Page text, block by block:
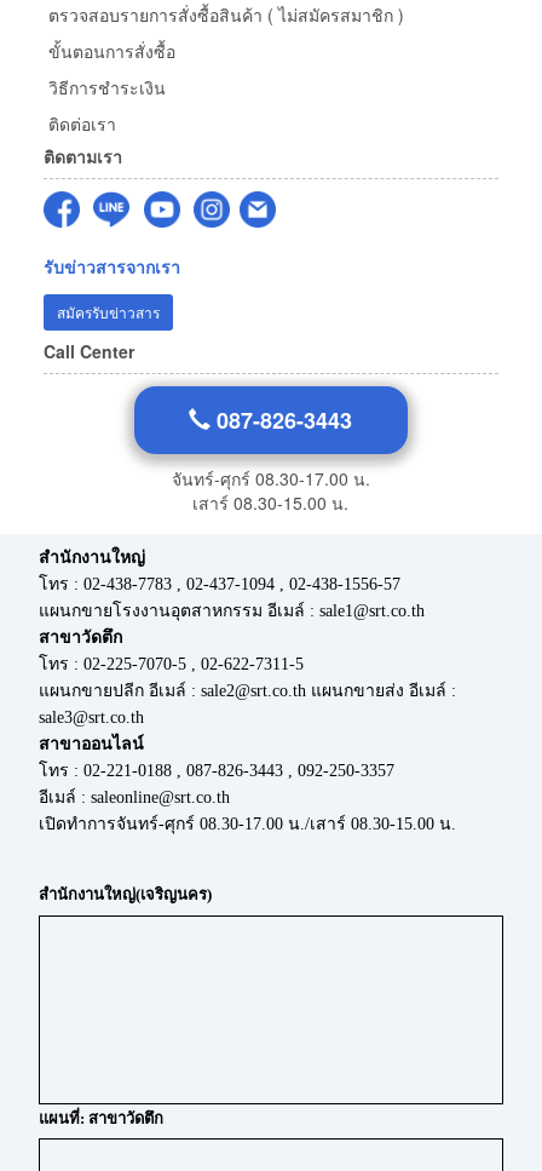
ตรวจสอบรายการสั่งซื้อสินค้า ( ไม่สมัครสมาชิก )
ขั้นตอนการสั่งซื้อ
วิธีการชำระเงิน
ติดต่อเรา
ติดตามเรา
รับข่าวสารจากเรา
สมัครรับข่าวสาร
Call Center
087-826-3443
จันทร์-ศุกร์ 08.30-17.00 น.
เสาร์ 08.30-15.00 น.
สำนักงานใหญ่
โทร : 02-438-7783 , 02-437-1094 , 02-438-1556-57
แผนกขายโรงงานอุตสาหกรรม อีเมล์ : sale1@srt.co.th
สาขาวัดตึก
โทร : 02-225-7070-5 , 02-622-7311-5
แผนกขายปลีก อีเมล์ : sale2@srt.co.th แผนกขายส่ง อีเมล์ :
sale3@srt.co.th
สาขาออนไลน์
โทร : 02-221-0188 , 087-826-3443 , 092-250-3357
อีเมล์ : saleonline@srt.co.th
เปิดทำการจันทร์-ศุกร์ 08.30-17.00 น./เสาร์ 08.30-15.00 น.
สำนักงานใหญ่(เจริญนคร)
แผนที่: สาขาวัดตึก